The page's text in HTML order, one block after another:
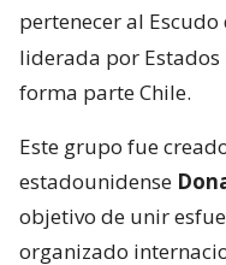
pertenecer al
liderada por
forma parte Chile.
Este grupo fue
estadounidense
objetivo de unir
organizado